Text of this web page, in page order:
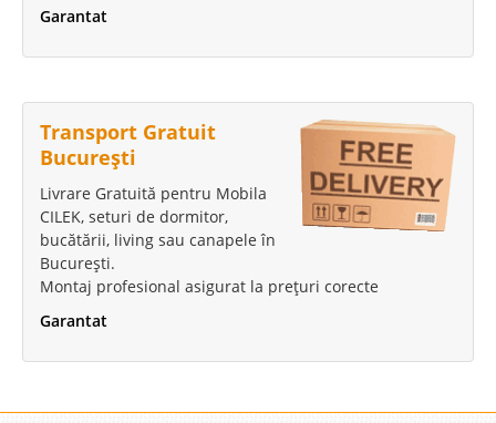
Garantat
Transport Gratuit
București
Livrare Gratuită pentru Mobila
CILEK, seturi de dormitor,
bucătării, living sau canapele în
București.
Montaj profesional asigurat la prețuri corecte
Garantat